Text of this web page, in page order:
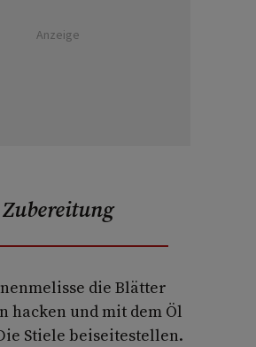
Anzeige
Zubereitung
die Blätter
hacken und mit dem Öl
Stiele beiseitestellen.